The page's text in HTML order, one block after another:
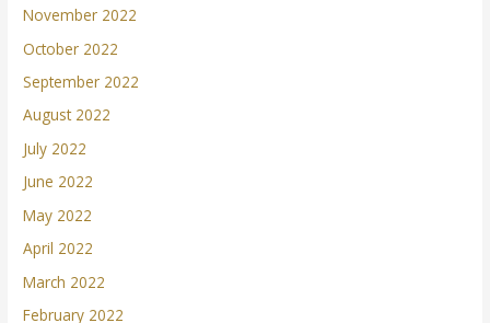
November 2022
October 2022
September 2022
August 2022
July 2022
June 2022
May 2022
April 2022
March 2022
February 2022